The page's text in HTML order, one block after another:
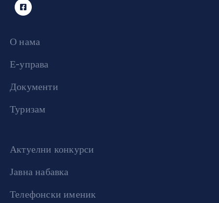
О нама
Е-управа
Документи
Туризам
Актуелни конкурси
Јавна набавка
Телефонски именик